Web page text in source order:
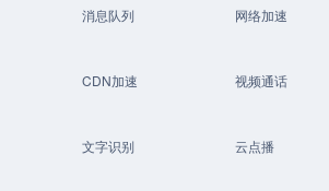
消息队列
网络加速
CDN加速
视频通话
文字识别
云点播